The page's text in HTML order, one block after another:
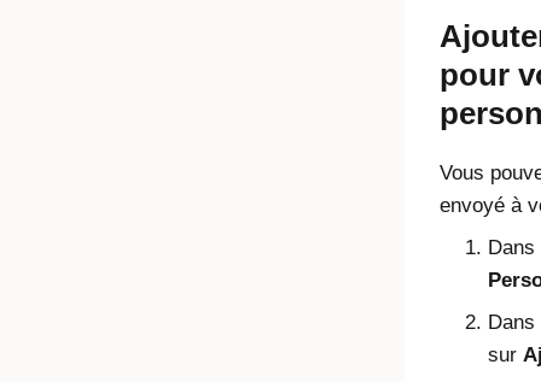
pour
Vous
envoyé à
Dans
Dans
sur